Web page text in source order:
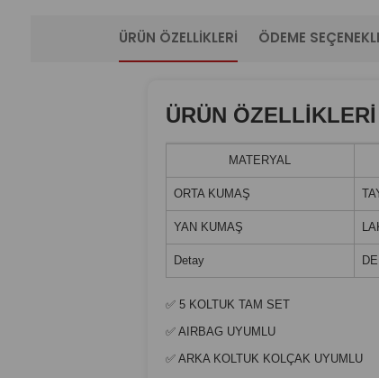
ÜRÜN ÖZELLIKLERI ÖDEME
ÜRÜN ÖZELLİKLERİ
MATERYAL
ORTA KUMAŞ
YAN KUMAŞ
Detay
✅ 5 KOLTUK TAM SET
✅ AIRBAG UYUMLU
✅ ARKA KOLTUK KOLÇAK UYUMLU